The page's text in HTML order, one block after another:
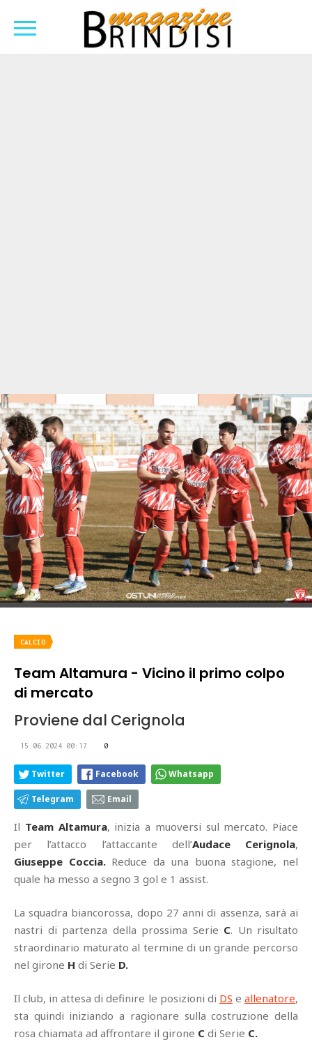
CALCIO
Team Altamura - Vicino il primo colpo
di mercato
Proviene dal Cerignola
15.06.2024 00:17 0
Twitter Facebook Whatsapp
Telegram Email
Il Team Altamura, inizia a muoversi sul mercato. Piace
per l’attacco l’attaccante dell’Audace Cerignola,
Giuseppe Coccia.Reduce da una buona stagione, nel
quale ha messo a segno 3 gol e 1 assist.
La squadra biancorossa, dopo 27 anni di assenza, sarà ai
nastri di partenza della prossima Serie C. Un risultato
straordinario maturato al termine di un grande percorso
nel girone H di Serie D.
Il club, in attesa di definire le posizioni di DS eallenatore,
sta quindi iniziando a ragionare sulla costruzione della
rosa chiamata ad affrontare il girone C di Serie C.